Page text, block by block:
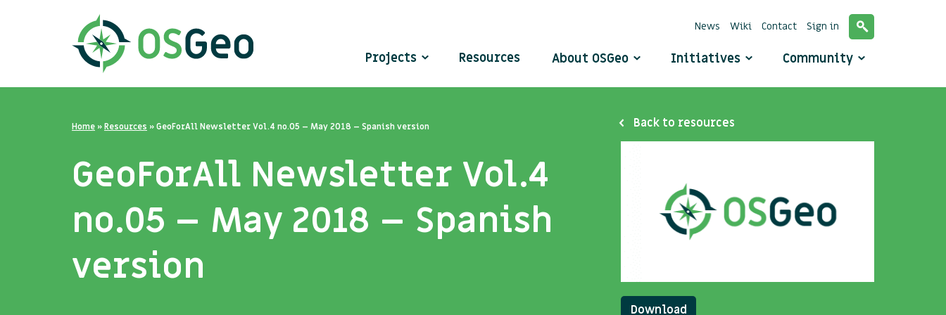
Projects Resources About OSGeo Initiatives Community
News Wiki Contact Sign in
Home »Resources »GeoForAll Newsletter Vol.4 no.05 – May 2018 – Spanish version
GeoForAll Newsletter Vol.4
no.05 – May 2018 – Spanish
version
Back to resources
Download